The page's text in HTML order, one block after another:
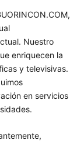
Nuestro
enriquecen la
y televisivas.
en servicios